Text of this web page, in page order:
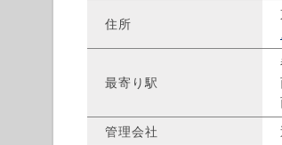
住所
最寄り駅
管理会社